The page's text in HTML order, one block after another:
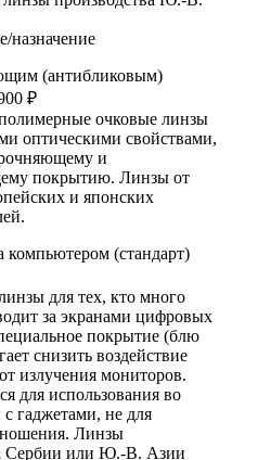
назначение
(антибликовым)
₽
очковые линзы
оптическими свойствами,
и
покрытию. Линзы от
и японских
компьютером (стандарт)
для тех, кто много
за экранами цифровых
покрытие (блю
снизить воздействие
излучения мониторов.
для использования во
гаджетами, не для
Линзы
Сербии или Ю.-В. Азии